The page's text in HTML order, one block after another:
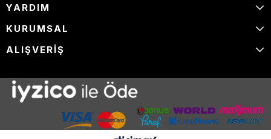
YARDIM
KURUMSAL
ALIŞVERİŞ